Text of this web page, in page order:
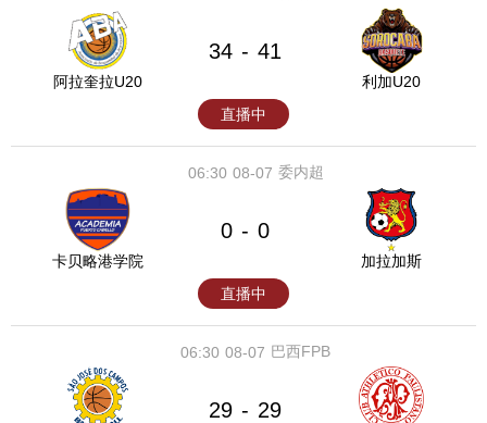
阿拉奎拉U20
34 - 41
利加U20
直播中
08-07
06:30 委内超
卡贝略港学院
0 - 0
加拉加斯
直播中
08-07
06:30 巴西FPB
29 - 29